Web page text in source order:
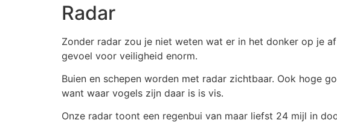
Radar
Zonder radar zou je niet weten wat er in het donker op je
gevoel voor veiligheid enorm.
Buien en schepen worden met radar zichtbaar. Ook hoge
want waar vogels zijn daar is is vis.
Onze radar toont een regenbui van maar liefst 24 mijl in